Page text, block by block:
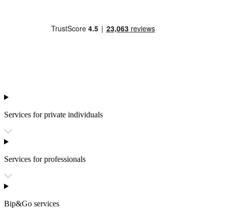
Services for private individuals
Services for professionals
Bip&Go services